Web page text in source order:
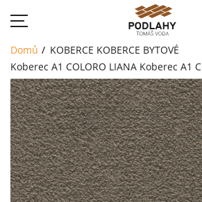
DOMŮ
SORTIMENT
AKCE
Domů KOBERCE KOBERCE BYTOVÉ
Koberec A1 COLORO LIANA Koberec A1